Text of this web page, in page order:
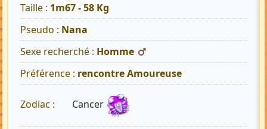
Taille : 1m67 - 58 Kg
Pseudo : Nana
Sexe recherché : Homme
Préférence : rencontre Amoureuse
Zodiac : Cancer